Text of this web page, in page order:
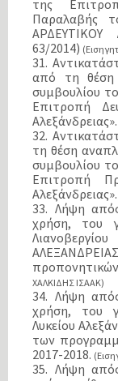
της
Παραλαβής
63/2014)
31.
από τη θέση
συμβουλίου
Επιτροπή
Αλεξάνδρειας».
32.
τη θέση
συμβουλίου
Επιτροπή
Αλεξάνδρειας».
33. Λήψη
χρήση, του
ΧΑΛΚΙΔΗΣ ΙΣΑΑΚ)
34. Λήψη
χρήση, του
Λυκείου
των
2017-2018.
35. Λήψη